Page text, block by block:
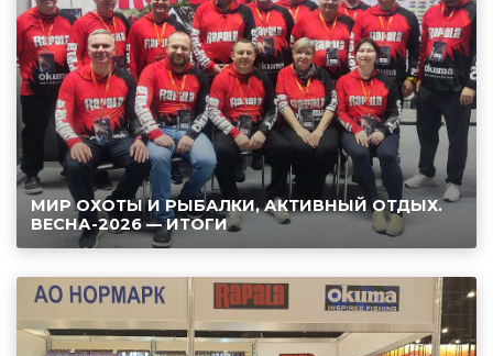
МИР ОХОТЫ И РЫБАЛКИ, АКТИВНЫЙ ОТДЫХ.
ВЕСНА-2026 — ИТОГИ